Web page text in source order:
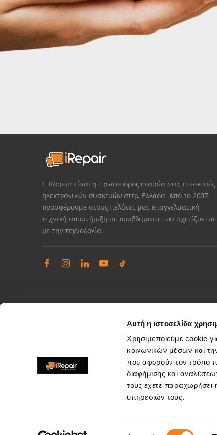
Αυτή η ιστοσελίδα
Χρησιμοποιούμε cookie
κοινωνικών μέσων και
που αφορούν τον τρόπο
διαφήμισης και
τους έχετε παραχωρήσει
υπηρεσιών τους.
Η iRepair είναι η πρωτοπόρος εταιρία στις επισκευές
ηλεκτρονικών συσκευών στην Ελλάδα. Από το 2007
προσφέρουμε στους πελάτες μας επαγγελματική
τεχνική υποστήριξη σε προβλήματα που σχετίζονται
με την τεχνολογία.
Διαχείριση παραπόνων
Επίλυση θεμάτων εξυπηρέτησης καταστημάτων